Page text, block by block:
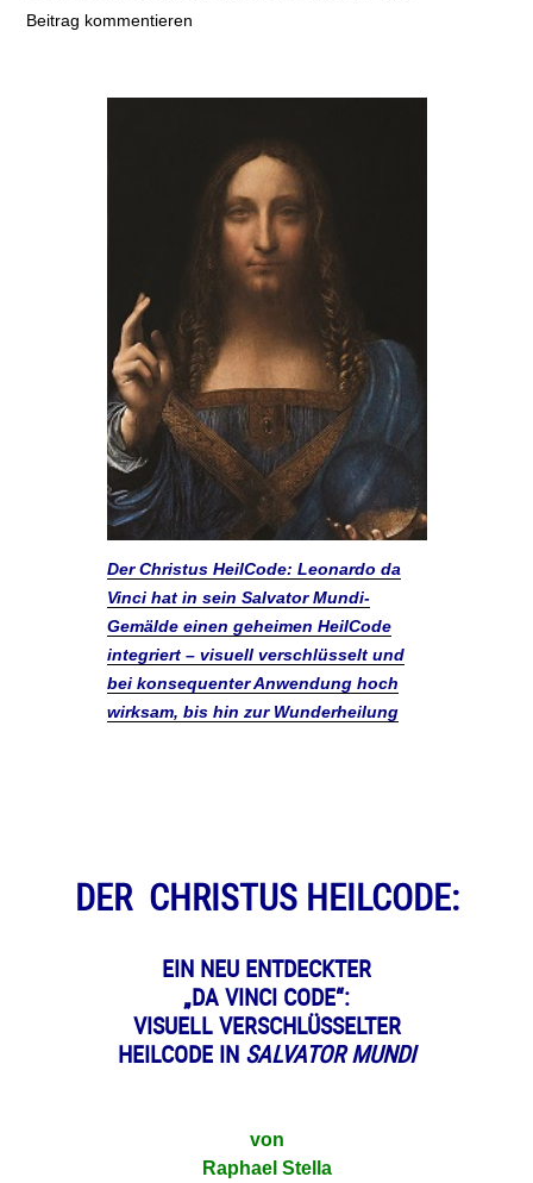
Beitrag kommentieren
Der Christus HeilCode: Leonardo da
Vinci hat in sein Salvator Mundi-
Gemälde einen geheimen HeilCode
integriert – visuell verschlüsselt und
bei konsequenter Anwendung hoch
wirksam, bis hin zur Wunderheilung
DER CHRISTUS HEILCODE:
EIN NEU ENTDECKTER
„DA VINCI CODE“:
VISUELL VERSCHLÜSSELTER
HEILCODE IN SALVATOR MUNDI
von
Raphael Stella